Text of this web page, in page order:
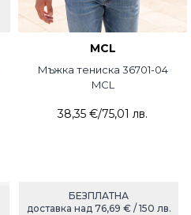
MCL
Мъжка тениска 36701-04
MCL
38,35 €/75,01 лв.
БЕЗПЛАТНА
доставка над 76,69 € / 150 лв.